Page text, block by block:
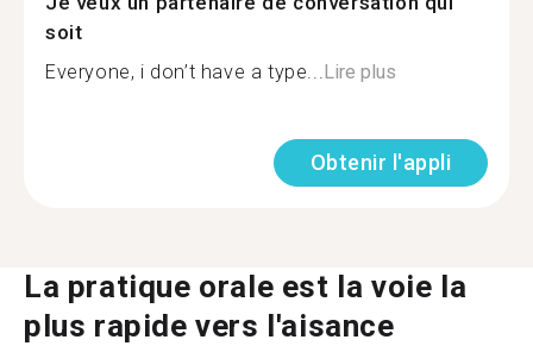
soit
Everyone, i don’t have a type...Lire plus
Obtenir l'appli
La pratique orale est la voie la
plus rapide vers l'aisance